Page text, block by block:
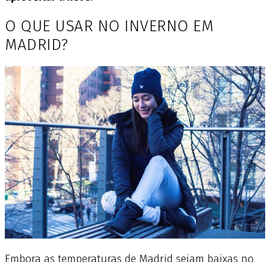
O QUE USAR NO INVERNO EM
MADRID?
Embora as temperaturas de Madrid sejam baixas no